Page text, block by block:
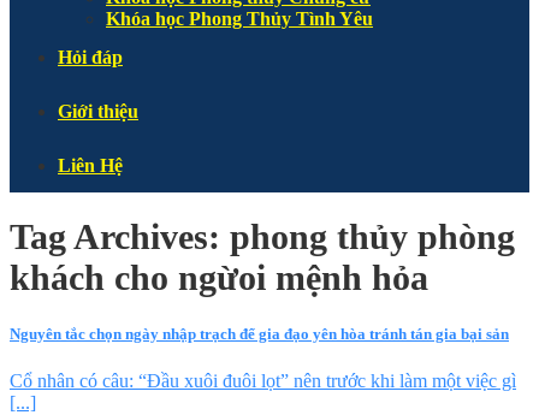
Khóa học Phong Thủy Tình Yêu
Hỏi đáp
Giới thiệu
Liên Hệ
Tag Archives: phong thủy phòng
khách cho ngừoi mệnh hỏa
Nguyên tắc chọn ngày nhập trạch để gia đạo yên hòa tránh tán gia bại sản
Cổ nhân có câu: “Đầu xuôi đuôi lọt” nên trước khi làm một việc gì
[...]